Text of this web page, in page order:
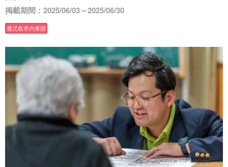
掲載期間：2025/06/03～2025/06/30
鹿児島市内東部